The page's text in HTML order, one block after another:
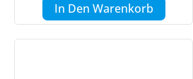
In Den Warenkorb